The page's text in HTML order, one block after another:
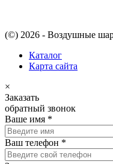
(©) 2026 - Воздушные
Каталог
Карта сайта
×
Заказать
обратный звонок
Ваше имя *
Ваш телефон *